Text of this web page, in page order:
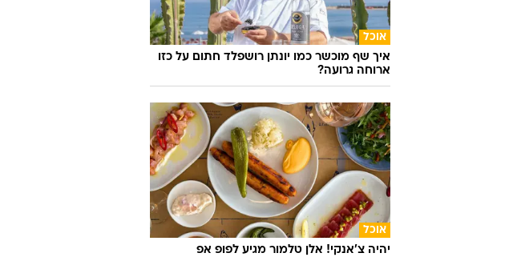
אוכל
איך שף מוכשר כמו יונתן רושפלד חתום על כזו
ארוחה גרועה?
אוכל
יהיה צ'אנקי! אלן טלמור מגיע לפופ אפ